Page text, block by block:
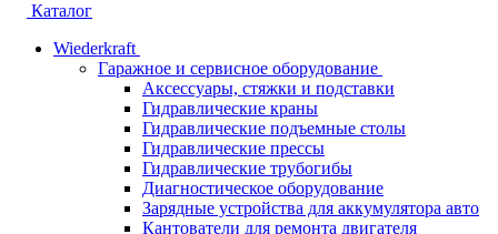
Каталог
Wiederkraft
Гаражное и сервисное оборудование
Аксессуары, стяжки и подставки
Гидравлические краны
Гидравлические подъемные столы
Гидравлические прессы
Гидравлические трубогибы
Диагностическое оборудование
Зарядные устройства для аккумулятора авто
Кантователи для ремонта двигателя